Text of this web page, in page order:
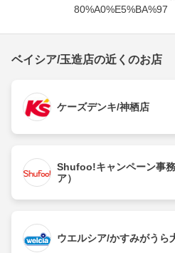
80%A0%E5%BA%97
ベイシア/玉造店の近くのお店
ケーズデンキ/神栖店
Shufoo!キャンペーン事
ア）
ウエルシア/かすみがうら